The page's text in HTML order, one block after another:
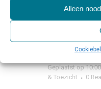
Alleen
Geplaatst op
& Toezicht
0